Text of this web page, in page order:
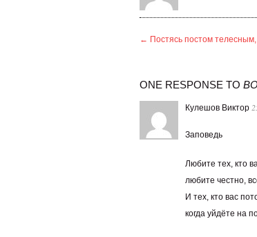
← Постясь постом
ONE RESPONSE TO
Кулешов Виктор
Заповедь
Любите тех, кто
любите честно,
И тех, кто вас
когда уйдёте на